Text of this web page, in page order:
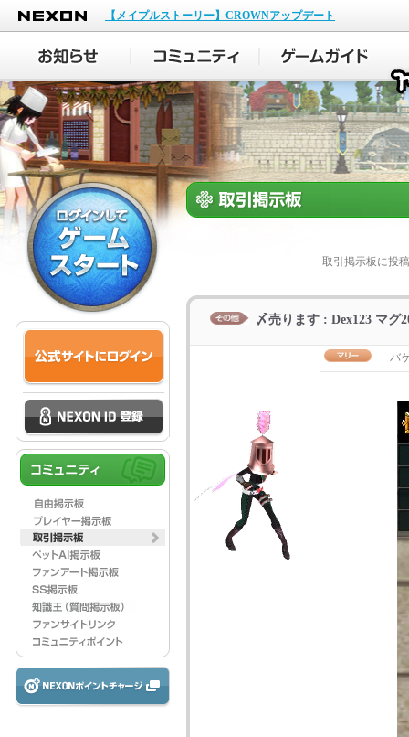
NEXON
【メイプルストーリー】CROWNアップデート
取引掲示板に投
〆売ります : Dex123 マグ
バ